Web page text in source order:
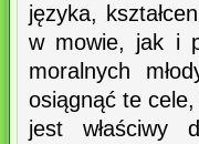
języka,
w mowie, jak i
moralnych
osiągnąć te
jest właściwy